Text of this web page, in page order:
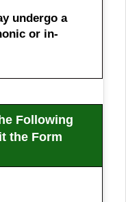
undergo a
or in-
Following
the Form